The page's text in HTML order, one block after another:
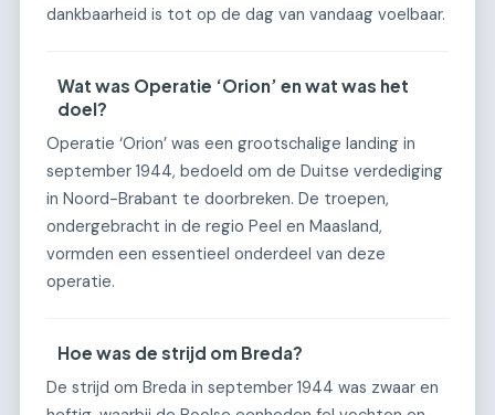
dankbaarheid is tot op de dag van vandaag voelbaar.
Wat was Operatie ‘Orion’ en wat was het
doel?
Operatie ‘Orion’ was een grootschalige landing in
september 1944, bedoeld om de Duitse verdediging
in Noord-Brabant te doorbreken. De troepen,
ondergebracht in de regio Peel en Maasland,
vormden een essentieel onderdeel van deze
operatie.
Hoe was de strijd om Breda?
De strijd om Breda in september 1944 was zwaar en